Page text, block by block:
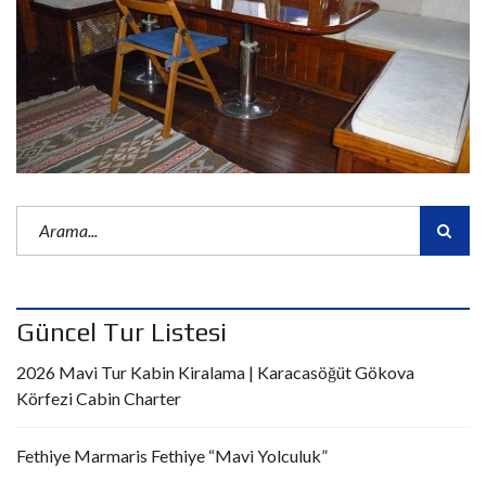
Güncel Tur Listesi
2026 Mavi Tur Kabin Kiralama | Karacasöğüt Gökova
Körfezi Cabin Charter
Fethiye Marmaris Fethiye “Mavi Yolculuk”